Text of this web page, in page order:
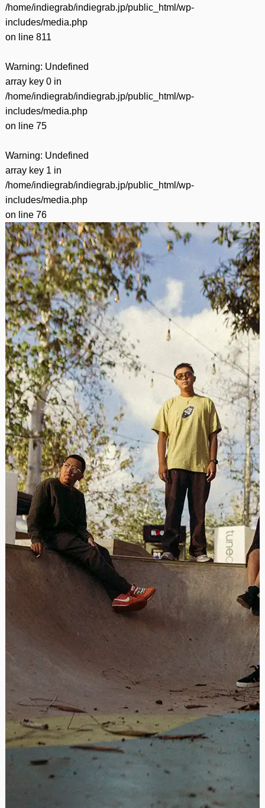
/home/indiegrab/indiegrab.jp/public_html/wp-
includes/media.php
on line 811
Warning: Undefined
array key 0 in
/home/indiegrab/indiegrab.jp/public_html/wp-
includes/media.php
on line 75
Warning: Undefined
array key 1 in
/home/indiegrab/indiegrab.jp/public_html/wp-
includes/media.php
on line 76